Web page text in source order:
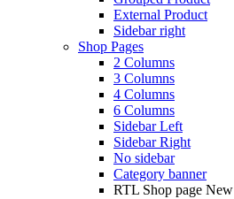
External Product
Sidebar right
Shop Pages
2 Columns
3 Columns
4 Columns
6 Columns
Sidebar Left
Sidebar Right
No sidebar
Category banner
RTL Shop page New